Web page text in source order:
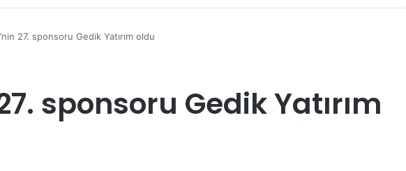
27. sponsoru Gedik Yatırım oldu
sponsoru Gedik Yatırım